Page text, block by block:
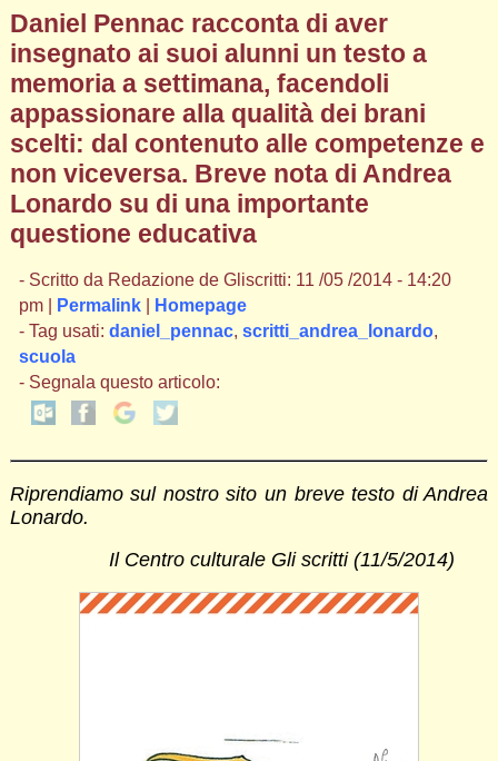
Daniel Pennac racconta di aver
insegnato ai suoi alunni un testo a
memoria a settimana, facendoli
appassionare alla qualità dei brani
scelti: dal contenuto alle competenze e
non viceversa. Breve nota di Andrea
Lonardo su di una importante
questione educativa
- Scritto da Redazione de Gliscritti: 11 /05 /2014 - 14:20
pm |
Permalink|
Homepage
- Tag usati: daniel_pennac, scritti_andrea_lonardo,
scuola
- Segnala questo articolo:
Riprendiamo sul nostro sito un breve testo di Andrea
Lonardo.
Il Centro culturale Gli scritti (11/5/2014)